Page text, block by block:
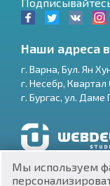
$
₽
Наши адреса
г. Варна, Бул. Ян
г. Несебр, Квартал
г. Бургас, ул. Даме
Разработка и
Мы используем